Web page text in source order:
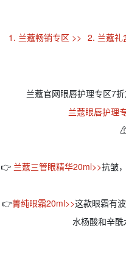
1. 兰蔻畅销专区 >> 2. 兰蔻礼
兰蔻官网眼唇护理专区7折
兰蔻眼唇护理
👉 兰蔻三管眼精华20ml>>抗皱
👉菁纯眼霜20ml>>这款眼霜有
水杨酸和辛